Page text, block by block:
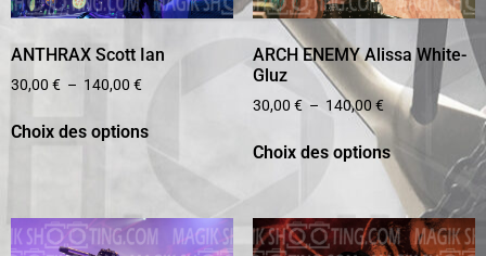
ANTHRAX Scott Ian
30,00 € – 140,00 €
Choix des options
ARCH ENEMY Alissa White-
Gluz
30,00 € – 140,00 €
Choix des options